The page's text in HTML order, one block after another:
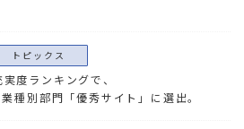
トピックス
度ランキングで、
種別部門「優秀サイト」に選出。